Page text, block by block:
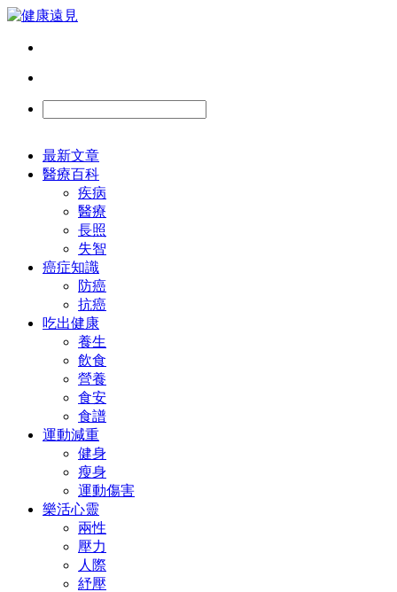
最新文章
醫療百科
疾病
醫療
長照
失智
癌症知識
防癌
抗癌
吃出健康
養生
飲食
營養
食安
食譜
運動減重
健身
瘦身
運動傷害
樂活心靈
兩性
壓力
人際
紓壓